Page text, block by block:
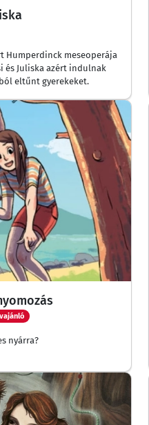
Humperdinck meseoperája
és Juliska azért indulnak
eltűnt gyerekeket.
nyárra?